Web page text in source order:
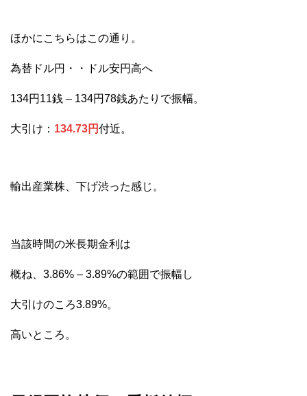
ほかにこちらはこの通り。
為替ドル円・・ドル安円高へ
134円11銭 – 134円78銭あたりで振幅。
大引け： 134.73円付近。
輸出産業株、下げ渋った感じ。
当該時間の米長期金利は
概ね、3.86% – 3.89%の範囲で振幅し
大引けのころ3.89%。
高いところ。